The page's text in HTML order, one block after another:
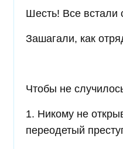
Шесть! Все встали
Зашагали, как
Чтобы не
1. Никому не
переодетый